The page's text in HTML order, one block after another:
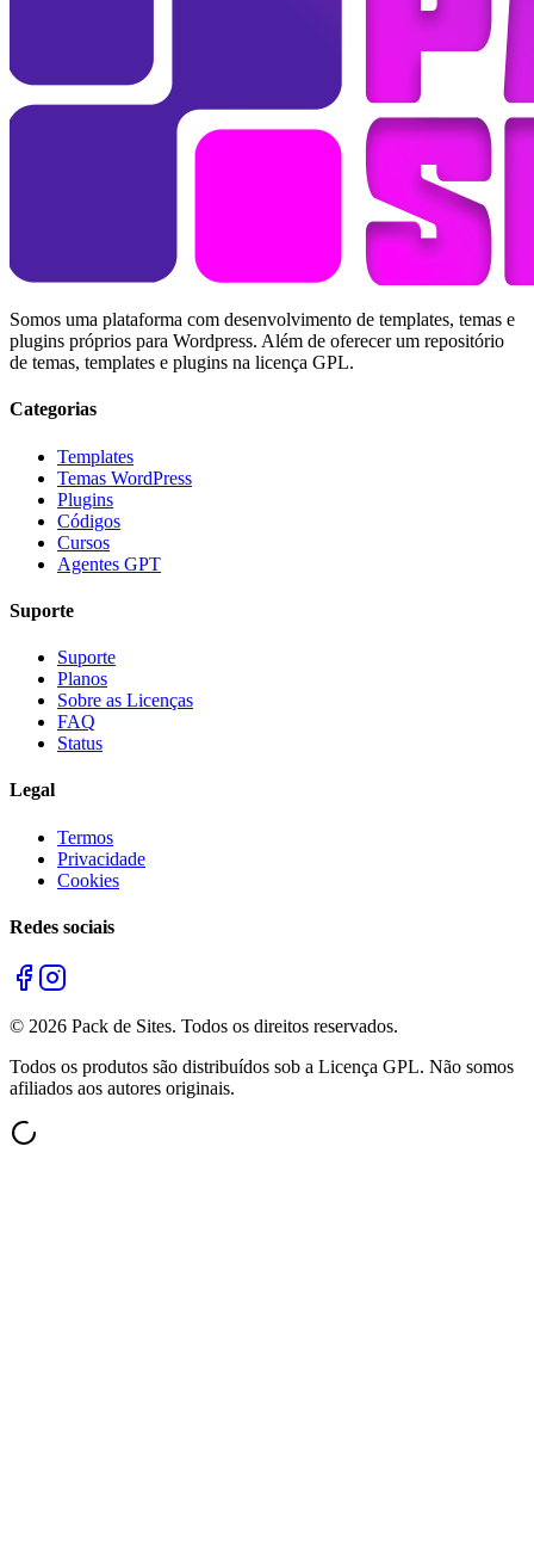
Somos uma plataforma com desenvolvimento de templates, temas e
plugins próprios para Wordpress. Além de oferecer um repositório
de temas, templates e plugins na licença GPL.
Categorias
Templates
Temas WordPress
Plugins
Códigos
Cursos
Agentes GPT
Suporte
Suporte
Planos
Sobre as Licenças
FAQ
Status
Legal
Termos
Privacidade
Cookies
Redes sociais
© 2026 Pack de Sites. Todos os direitos reservados.
Todos os produtos são distribuídos sob a Licença GPL. Não somos
afiliados aos autores originais.